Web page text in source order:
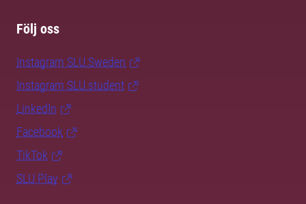
Följ oss
Instagram SLU.Sweden
Instagram SLU.student
LinkedIn
Facebook
TikTok
SLU Play